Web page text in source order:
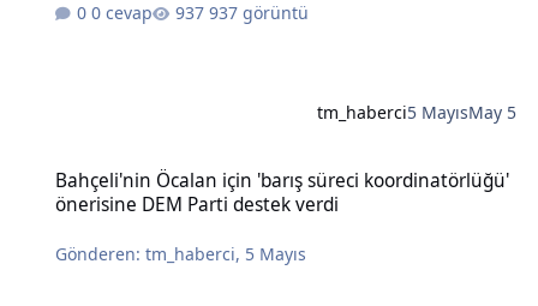
0 cevap 937 görüntü
tm_haberci5 MayısMay 5
Bahçeli'nin Öcalan için 'barış süreci koordinatörlüğü'
önerisine DEM Parti destek verdi
Gönderen:tm_haberci, 5 Mayıs